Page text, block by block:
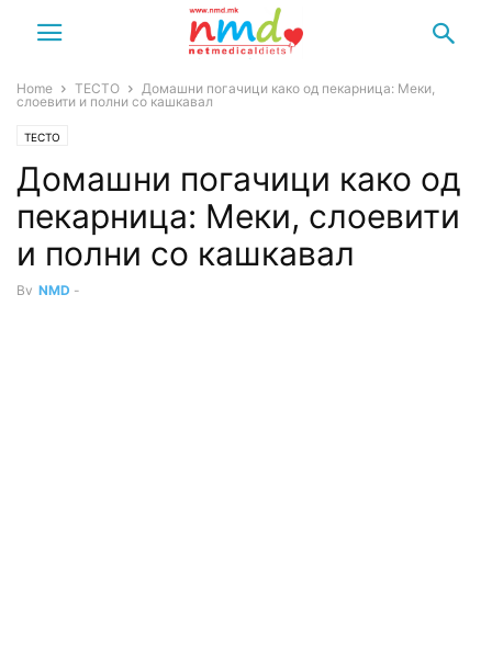
Home ТЕСТО
Домашни погачици како од пекарница: Меки,
слоевити и полни со кашкавал
ТЕСТО
Домашни погачици како од
пекарница: Меки, слоевити
и полни со кашкавал
By NMD -